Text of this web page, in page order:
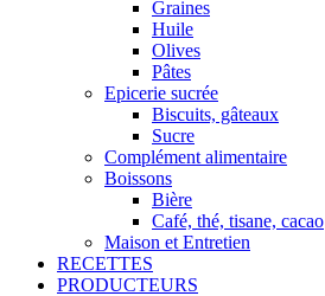
Graines
Huile
Olives
Pâtes
Epicerie sucrée
Biscuits, gâteaux
Sucre
Complément alimentaire
Boissons
Bière
Café, thé, tisane, cacao
Maison et Entretien
RECETTES
PRODUCTEURS